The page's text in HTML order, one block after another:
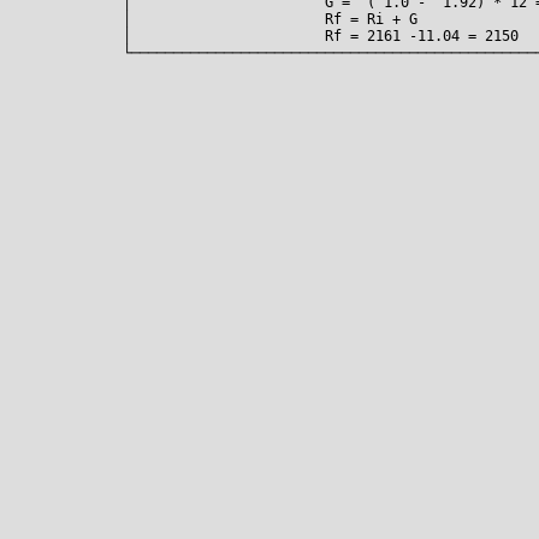
│                       Rf = Ri + G
│                       Rf = 2161 -11.04